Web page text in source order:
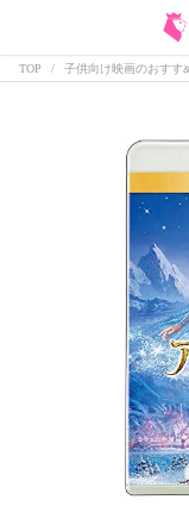
TOP 子供向け映画のおすす